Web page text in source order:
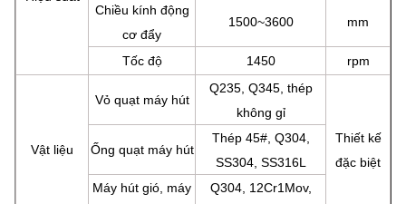
Chiều kính động
cơ đẩy
1500~3600 mm
Tốc độ 1450 rpm
Vật liệu
Vỏ quạt máy hút
Q235, Q345, thép
không gỉ
Thiết kế
đặc biệt
Ống quạt máy hút
Thép 45#, Q304,
SS304, SS316L
Máy hút gió, máy
Q304, 12Cr1Mov,